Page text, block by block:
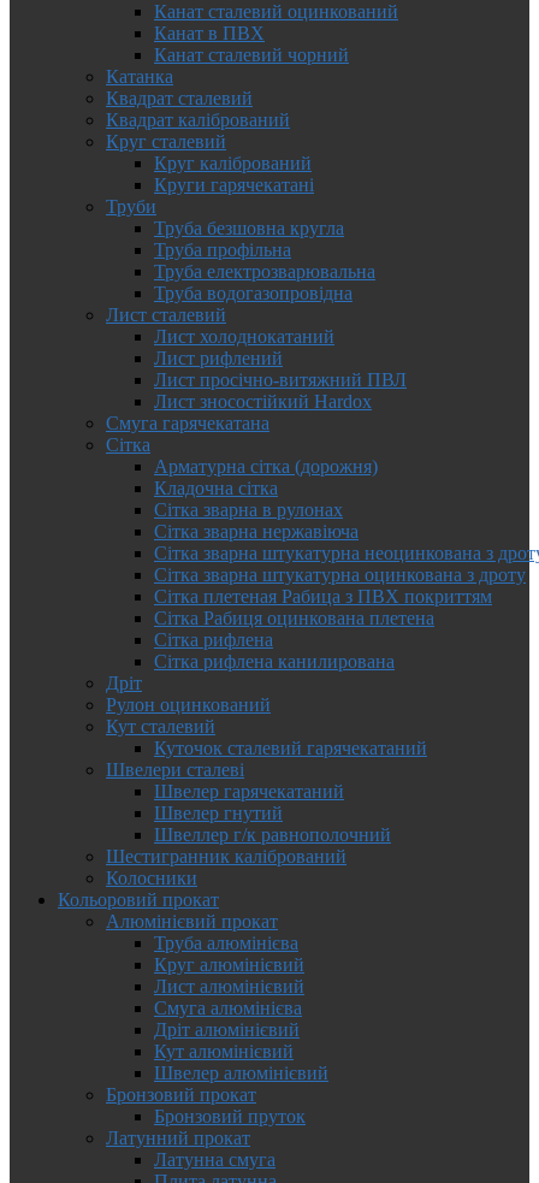
Канат сталевий оцинкований
Канат в ПВХ
Канат сталевий чорний
Катанка
Квадрат сталевий
Квадрат калібрований
Круг сталевий
Круг калібрований
Круги гарячекатані
Труби
Труба безшовна кругла
Труба профільна
Труба електрозварювальна
Труба водогазопровідна
Лист сталевий
Лист холоднокатаний
Лист рифлений
Лист просічно-витяжний ПВЛ
Лист зносостійкий Hardox
Смуга гарячекатана
Сітка
Арматурна сітка (дорожня)
Кладочна сітка
Сітка зварна в рулонах
Сітка зварна нержавіюча
Сітка зварна штукатурна неоцинкована з
Сітка зварна штукатурна оцинкована з дроту
Сітка плетеная Рабица з ПВХ покриттям
Сітка Рабиця оцинкована плетена
Сітка рифлена
Сітка рифлена канилирована
Дріт
Рулон оцинкований
Кут сталевий
Куточок сталевий гарячекатаний
Швелери сталеві
Швелер гарячекатаний
Швелер гнутий
Швеллер г/к равнополочний
Шестигранник калібрований
Колосники
Кольоровий прокат
Алюмінієвий прокат
Труба алюмінієва
Круг алюмінієвий
Лист алюмінієвий
Смуга алюмінієва
Дріт алюмінієвий
Кут алюмінієвий
Швелер алюмінієвий
Бронзовий прокат
Бронзовий пруток
Латунний прокат
Латунна смуга